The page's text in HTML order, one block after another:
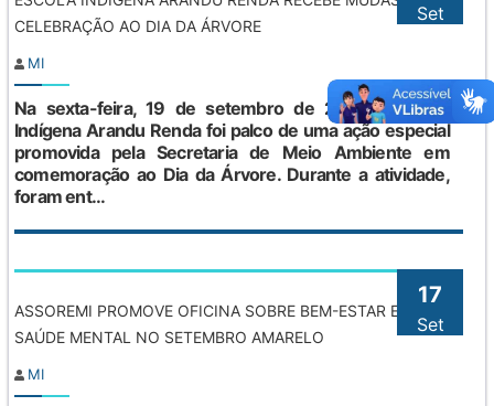
Set
CELEBRAÇÃO AO DIA DA ÁRVORE
MI
Na sexta-feira, 19 de setembro de 2025, a Escola
Indígena Arandu Renda foi palco de uma ação especial
promovida pela Secretaria de Meio Ambiente em
comemoração ao Dia da Árvore. Durante a atividade,
foram ent...
17
Set
ASSOREMI PROMOVE OFICINA SOBRE BEM-ESTAR E
SAÚDE MENTAL NO SETEMBRO AMARELO
MI